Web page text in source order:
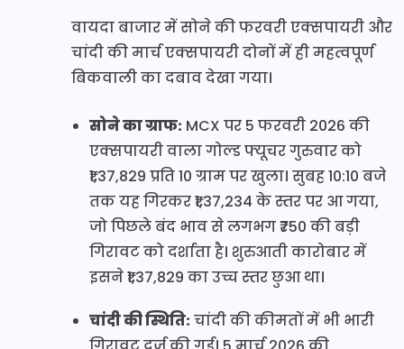
वायदा बाजार में सोने की फरवरी एक्सपायरी और
चांदी की मार्च एक्सपायरी दोनों में ही महत्वपूर्ण
बिकवाली का दबाव देखा गया।
सोने का ग्राफ: MCX पर 5 फरवरी 2026 की
एक्सपायरी वाला गोल्ड फ्यूचर गुरुवार को
₹1,37,829 प्रति 10 ग्राम पर खुला। सुबह 10:10 बजे
तक यह गिरकर ₹1,37,234 के स्तर पर आ गया,
जो पिछले बंद भाव से लगभग ₹750 की बड़ी
गिरावट को दर्शाता है। शुरुआती कारोबार में
इसने ₹1,37,829 का उच्च स्तर छुआ था।
चांदी की स्थिति:चांदी की कीमतों में भी भारी